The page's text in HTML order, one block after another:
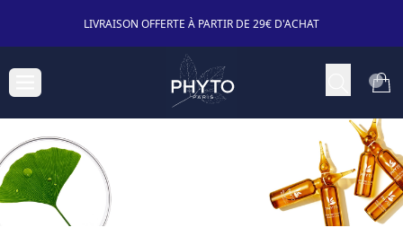
LIVRAISON OFFERTE À PARTIR DE 29€ D'ACHAT